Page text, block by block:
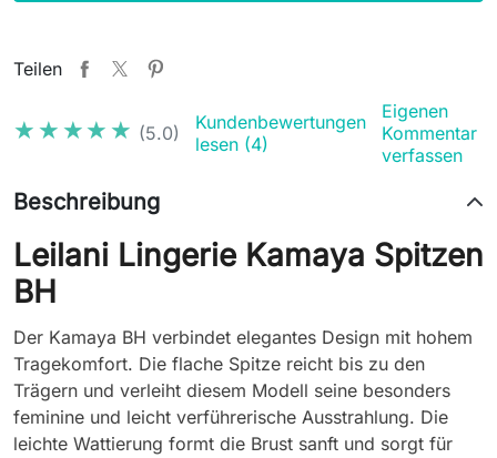
Teilen
★★★★★
★★★★★ (5.0)
Kundenbewertungen
lesen (4)
Eigenen
Kommentar
verfassen
Beschreibung
Leilani Lingerie Kamaya Spitzen
BH
Der Kamaya BH verbindet elegantes Design mit hohem
Tragekomfort. Die flache Spitze reicht bis zu den
Trägern und verleiht diesem Modell seine besonders
feminine und leicht verführerische Ausstrahlung. Die
leichte Wattierung formt die Brust sanft und sorgt für